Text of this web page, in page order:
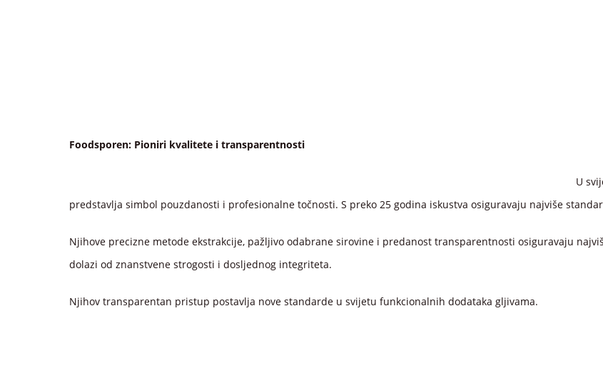
Foodsporen: Pioniri kvalitete i transparentnosti
U
predstavlja simbol pouzdanosti i profesionalne točnosti. S preko 25 godina iskustva osiguravaju najviše
Njihove precizne metode ekstrakcije, pažljivo odabrane sirovine i predanost transparentnosti osiguravaju
dolazi od znanstvene strogosti i dosljednog integriteta.
Njihov transparentan pristup postavlja nove standarde u svijetu funkcionalnih dodataka gljivama.